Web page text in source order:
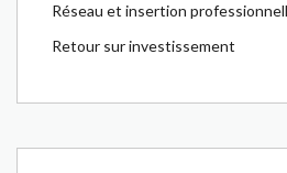
Réseau et insertion
Retour sur investissement